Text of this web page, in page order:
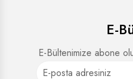
E-
E-Bültenimize abone